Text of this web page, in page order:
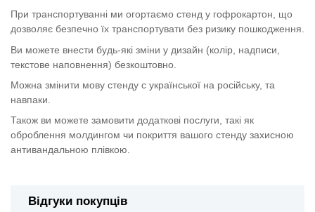
При транспортуванні ми огортаємо стенд у гофрокартон, що
дозволяє безпечно їх транспортувати без ризику пошкодження.
Ви можете внести будь-які зміни у дизайн (колір, надписи,
текстове наповнення) безкоштовно.
Можна змінити мову стенду с української на російську, та
навпаки.
Також ви можете замовити додаткові послуги, такі як
оброблення молдингом чи покриття вашого стенду захисною
антивандальною плівкою.
Відгуки покупців